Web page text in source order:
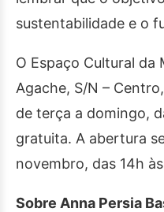
sustentabilidade e o
O Espaço Cultural
Agache, S/N –
de terça a domingo,
gratuita. A abertura
novembro, das 14h
Sobre Anna Persia